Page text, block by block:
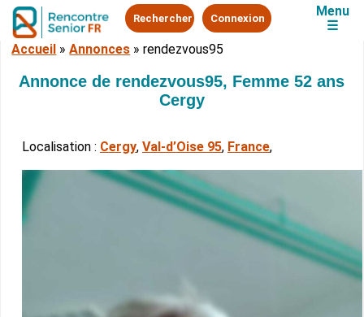
Rechercher Connexion
Menu
☰
Accueil »Annonces »rendezvous95
Annonce de rendezvous95, Femme 52 ans
Cergy
Localisation : Cergy, Val-d’Oise 95, France,